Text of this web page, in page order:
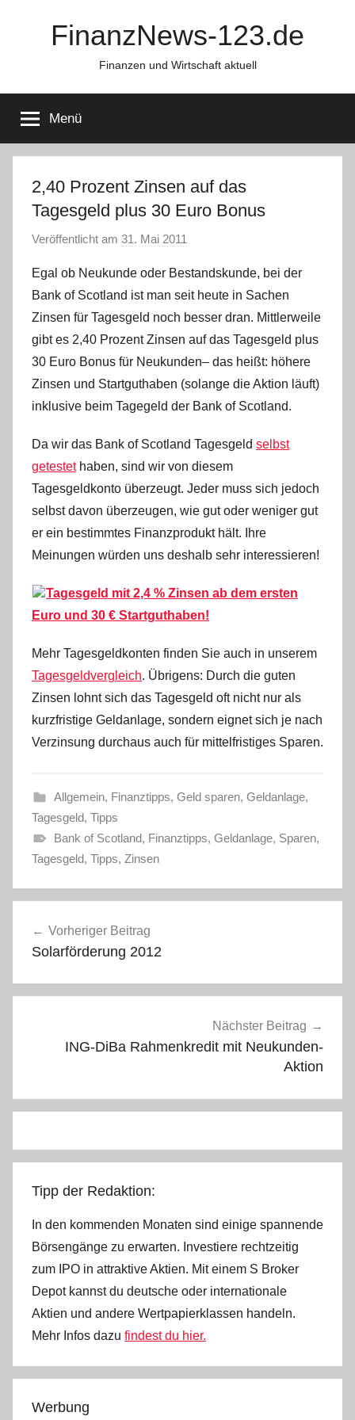
FinanzNews-123.de
Finanzen und Wirtschaft aktuell
Menü
2,40 Prozent Zinsen auf das
Tagesgeld plus 30 Euro Bonus
Veröffentlicht am 31. Mai 2011
n
L
a
r
a
W
.
Egal ob Neukunde oder Bestandskunde, bei der
Bank of Scotland ist man seit heute in Sachen
Zinsen für Tagesgeld noch besser dran. Mittlerweile
gibt es 2,40 Prozent Zinsen auf das Tagesgeld plus
30 Euro Bonus für Neukunden– das heißt: höhere
Zinsen und Startguthaben (solange die Aktion läuft)
inklusive beim Tagegeld der Bank of Scotland.
Da wir das Bank of Scotland Tagesgeld selbst
getestethaben, sind wir von diesem
Tagesgeldkonto überzeugt. Jeder muss sich jedoch
selbst davon überzeugen, wie gut oder weniger gut
er ein bestimmtes Finanzprodukt hält. Ihre
Meinungen würden uns deshalb sehr interessieren!
Tagesgeld mit 2,4 % Zinsen ab dem ersten
Euro und 30 € Startguthaben!
Mehr Tagesgeldkonten finden Sie auch in unserem
Tagesgeldvergleich. Übrigens: Durch die guten
Zinsen lohnt sich das Tagesgeld oft nicht nur als
kurzfristige Geldanlage, sondern eignet sich je nach
Verzinsung durchaus auch für mittelfristiges Sparen.
Allgemein, Finanztipps, Geld sparen, Geldanlage,
Tagesgeld, Tipps
Bank of Scotland, Finanztipps, Geldanlage, Sparen,
Tagesgeld, Tipps, Zinsen
Vorheriger Beitrag
Solarförderung 2012
Nächster Beitrag
ING-DiBa Rahmenkredit mit Neukunden-
Aktion
Tipp der Redaktion:
In den kommenden Monaten sind einige spannende
Börsengänge zu erwarten. Investiere rechtzeitig
zum IPO in attraktive Aktien. Mit einem S Broker
Depot kannst du deutsche oder internationale
Aktien und andere Wertpapierklassen handeln.
Mehr Infos dazu findest du hier.
Werbung